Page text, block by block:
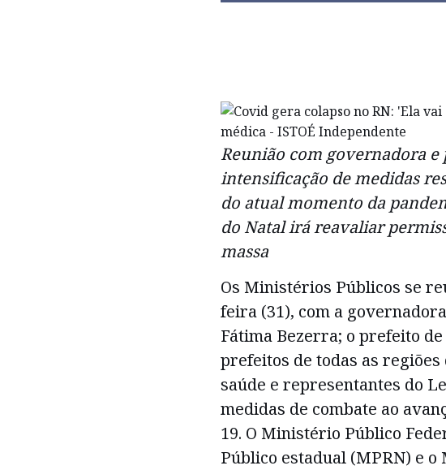
Reunião com governadora
intensificação de medidas
do atual momento da
do Natal irá reavaliar
massa
Os Ministérios Públicos se
feira (31), com a
Fátima Bezerra; o prefeito
prefeitos de todas as regiões
saúde e representantes do
medidas de combate ao
19. O Ministério Público
Público estadual (MPRN) e